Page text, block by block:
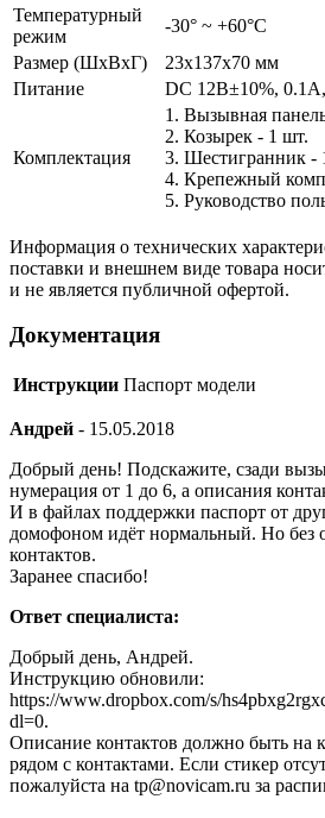
Температурный
режим
-30° ~ +60°С
Размер (ШxВxГ)
23x137x70 мм
Питание
DC 12В±10%,
Комплектация
1. Вызывная
2. Козырек - 1 шт.
3. Шестигранник -
4. Крепежный
5. Руководство
Информация о технических
поставки и внешнем виде товара
и не является публичной офертой.
Документация
Инструкции Паспорт модели
Андрей - 15.05.2018
Добрый день! Подскажите, сзади
нумерация от 1 до 6, а описания
И в файлах поддержки паспорт от
домофоном идёт нормальный. Но без
контактов.
Заранее спасибо!
Ответ специалиста:
Добрый день, Андрей.
Инструкцию обновили:
https://www.dropbox.com/s/
dl=0.
Описание контактов должно быть на
рядом с контактами. Если стикер
пожалуйста на tp@novicam.ru за